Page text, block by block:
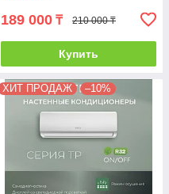
189 000 ₸ 210 000 ₸
Купить
ХИТ ПРОДАЖ –10%